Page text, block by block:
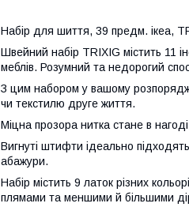
Набір для шиття, 39 предм. ікеа,
Швейний набір TRIXIG містить 11
меблів. Розумний та недорогий
З цим набором у вашому
чи текстилю друге життя.
Міцна прозора нитка стане в
Вигнуті штифти ідеально
абажури.
Набір містить 9 латок різних
плямами та меншими й більшими